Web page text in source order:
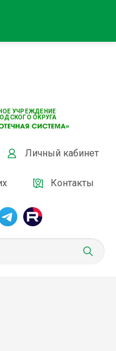
УЧРЕЖДЕНИЕ
ОКРУГА
Личный кабинет
Контакты